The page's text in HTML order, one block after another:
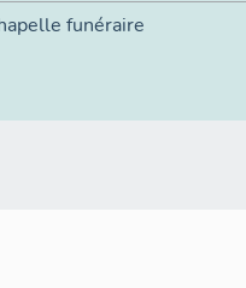
funéraire